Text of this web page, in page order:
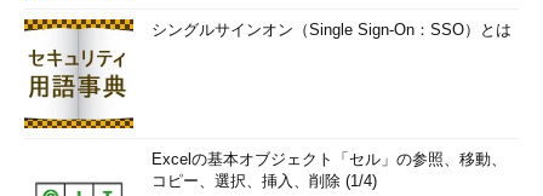
シングルサインオン（Single Sign-On：SSO）とは
Excelの基本オブジェクト「セル」の参照、移動、
コピー、選択、挿入、削除 (1/4)